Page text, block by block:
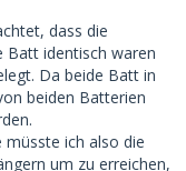
dass die
Batt identisch waren
Da beide Batt in
beiden Batterien
müsste ich also die
um zu erreichen,